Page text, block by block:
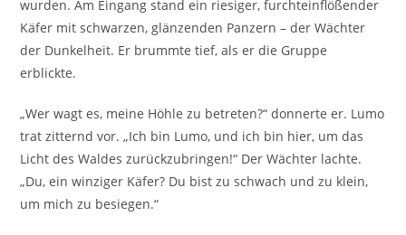
wurden. Am Eingang stand ein riesiger, furchteinflößender
Käfer mit schwarzen, glänzenden Panzern – der Wächter
der Dunkelheit. Er brummte tief, als er die Gruppe
erblickte.
„Wer wagt es, meine Höhle zu betreten?“ donnerte er. Lumo
trat zitternd vor. „Ich bin Lumo, und ich bin hier, um das
Licht des Waldes zurückzubringen!“ Der Wächter lachte.
„Du, ein winziger Käfer? Du bist zu schwach und zu klein,
um mich zu besiegen.“